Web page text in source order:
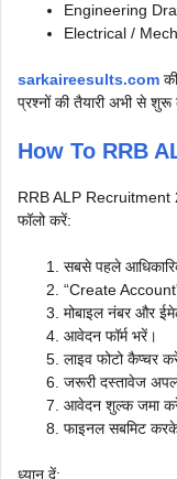
Engineering
Electrical /
sarkaireesults.com
प्रश्नों की तैयारी अभी से शुरू
How To RRB
RRB ALP Recruitment
फॉलो करें:
सबसे पहले
“Create
मोबाइल नंबर और
आवेदन फॉर्म भरें।
लाइव फोटो कैप्चर
जरूरी दस्तावेज
आवेदन शुल्क जमा
फाइनल सबमिट
ध्यान दें: